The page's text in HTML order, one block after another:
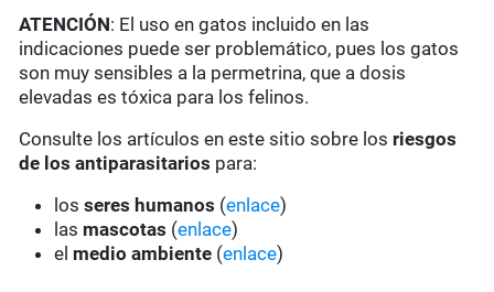
ATENCIÓN: El uso en gatos incluido en las
indicaciones puede ser problemático, pues los gatos
son muy sensibles a la permetrina, que a dosis
elevadas es tóxica para los felinos.
Consulte los artículos en este sitio sobre los riesgos
de los antiparasitarios para:
losseres humanos (enlace)
las mascotas (enlace)
el medio ambiente (enlace)